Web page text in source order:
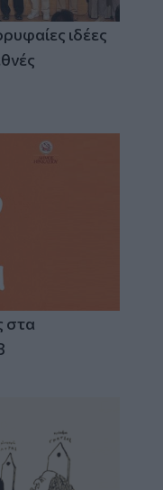
ιδέες
στα